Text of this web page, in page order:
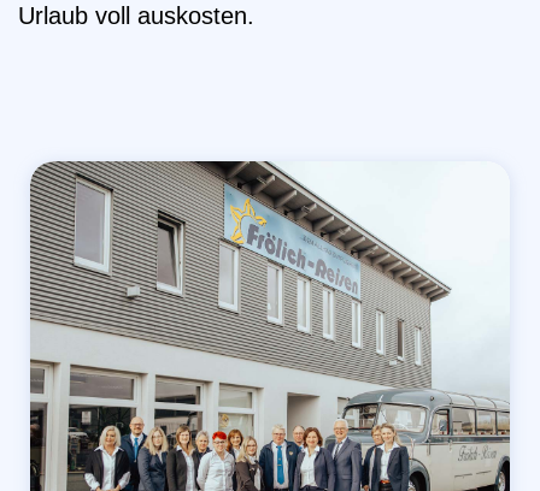
Urlaub voll auskosten.